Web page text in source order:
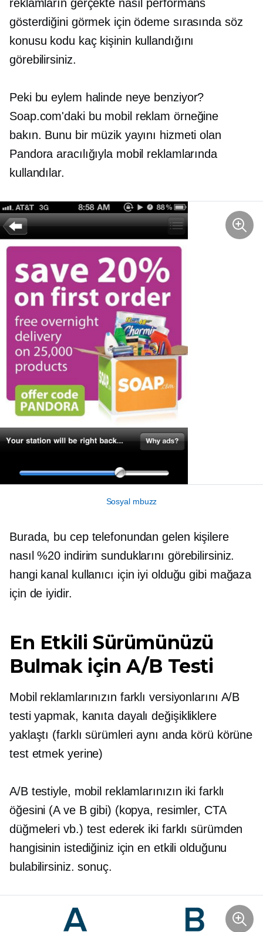
reklamların gerçekte nasıl performans
gösterdiğini görmek için ödeme sırasında söz
konusu kodu kaç kişinin kullandığını
görebilirsiniz.
Peki bu eylem halinde neye benziyor?
Soap.com'daki bu mobil reklam örneğine
bakın. Bunu bir müzik yayını hizmeti olan
Pandora aracılığıyla mobil reklamlarında
kullandılar.
Sosyal mbuzz
Burada, bu cep telefonundan gelen kişilere
nasıl %20 indirim sunduklarını görebilirsiniz.
hangi kanal kullanıcı için iyi olduğu gibi mağaza
için de iyidir.
En Etkili Sürümünüzü
Bulmak için A/B Testi
Mobil reklamlarınızın farklı versiyonlarını A/B
testi yapmak, kanıta dayalı değişikliklere
yaklaştı (farklı sürümleri aynı anda körü körüne
test etmek yerine)
A/B testiyle, mobil reklamlarınızın iki farklı
öğesini (A ve B gibi) (kopya, resimler, CTA
düğmeleri vb.) test ederek iki farklı sürümden
hangisinin istediğiniz için en etkili olduğunu
bulabilirsiniz. sonuç.